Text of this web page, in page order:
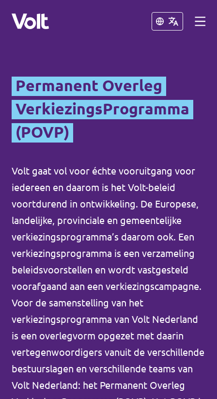
Sluiten
Volt Amsterdam
Volt Arnhem
Volt Delft
Afdelingen in de provincies
Volt Drenthe
Volt Fryslân
Volt Provincie Utrecht
...alle Volt provincies
Sluiten
Standpunten
Over Volt
Mensen
Nieuws
Agenda
Doneer
Word lid
Word actief
Doneer
Permanent Overleg
VerkiezingsProgramma
(POVP)
Volt gaat vol voor échte vooruitgang voor
iedereen en daarom is het Volt-beleid
voortdurend in ontwikkeling. De Europese,
landelijke, provinciale en gemeentelijke
verkiezingsprogramma’s daarom ook. Een
verkiezingsprogramma is een verzameling
beleidsvoorstellen en wordt vastgesteld
voorafgaand aan een verkiezingscampagne.
Voor de samenstelling van het
verkiezingsprogramma van Volt Nederland
is een overlegvorm opgezet met daarin
vertegenwoordigers vanuit de verschillende
bestuurslagen en verschillende teams van
Volt Nederland: het Permanent Overleg